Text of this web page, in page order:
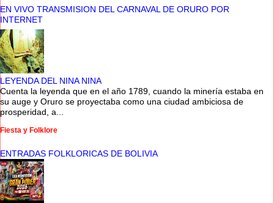
EN VIVO TRANSMISION DEL CARNAVAL DE ORURO POR
INTERNET
LEYENDA DEL NINA NINA
Cuenta la leyenda que en el año 1789, cuando la minería estaba en
su auge y Oruro se proyectaba como una ciudad ambiciosa de
prosperidad, a...
Fiesta y Folklore
ENTRADAS FOLKLORICAS DE BOLIVIA